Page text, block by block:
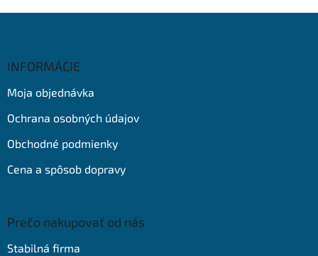
INFORMÁCIE
Moja objednávka
Ochrana osobných údajov
Obchodné podmienky
Cena a spôsob dopravy
Prečo nakupovať od nás
Stabilná firma